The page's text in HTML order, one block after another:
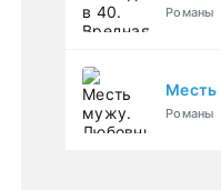
Романы
Месть
Романы